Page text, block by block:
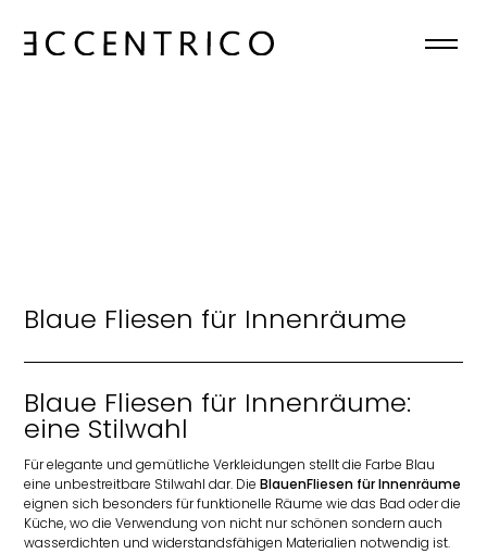
HOME
KONTAKT
DE 
Blaue Fliesen für Innenräume
Blaue Fliesen für Innenräume:
eine Stilwahl
Für elegante und gemütliche Verkleidungen stellt die Farbe Blau
eine unbestreitbare Stilwahl dar. DieBlauenFliesen für Innenräume
eignen sich besonders für funktionelle Räume wie das Bad oder die
Küche, wo die Verwendung von nicht nur schönen sondern auch
wasserdichten und widerstandsfähigen Materialien notwendig ist.